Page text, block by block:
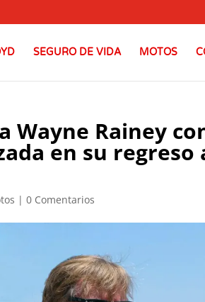
SEGURO DE VIDA MOTOS
Wayne Rainey
en su regreso
|0 Comentarios